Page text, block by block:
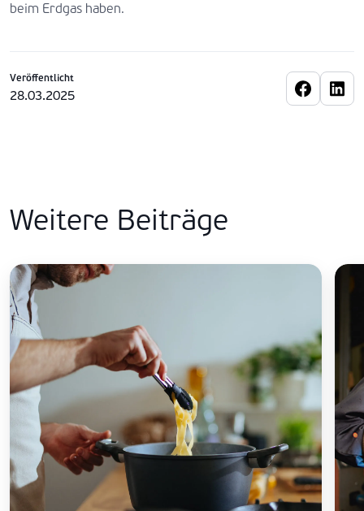
beim Erdgas haben.
Veröffentlicht
28.03.2025
Weitere Beiträge